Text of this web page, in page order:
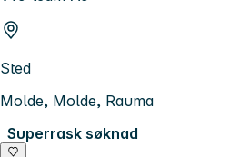
Sted
Molde, Molde, Rauma
Superrask søknad